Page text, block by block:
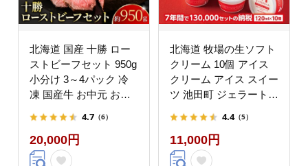
北海道 国産 十勝 ロー
ストビーフセット 950g
小分け 3～4パック 冷
凍 国産牛 お中元 お歳
ローストビーフ タレ付
き
4.7 （6）
20,000円
北海道 牧場の生ソフト
クリーム 10個 アイス
クリーム アイス スイー
ツ 池田町 ジェラート
120ml×10個 国産
4.4（5）
11,000円